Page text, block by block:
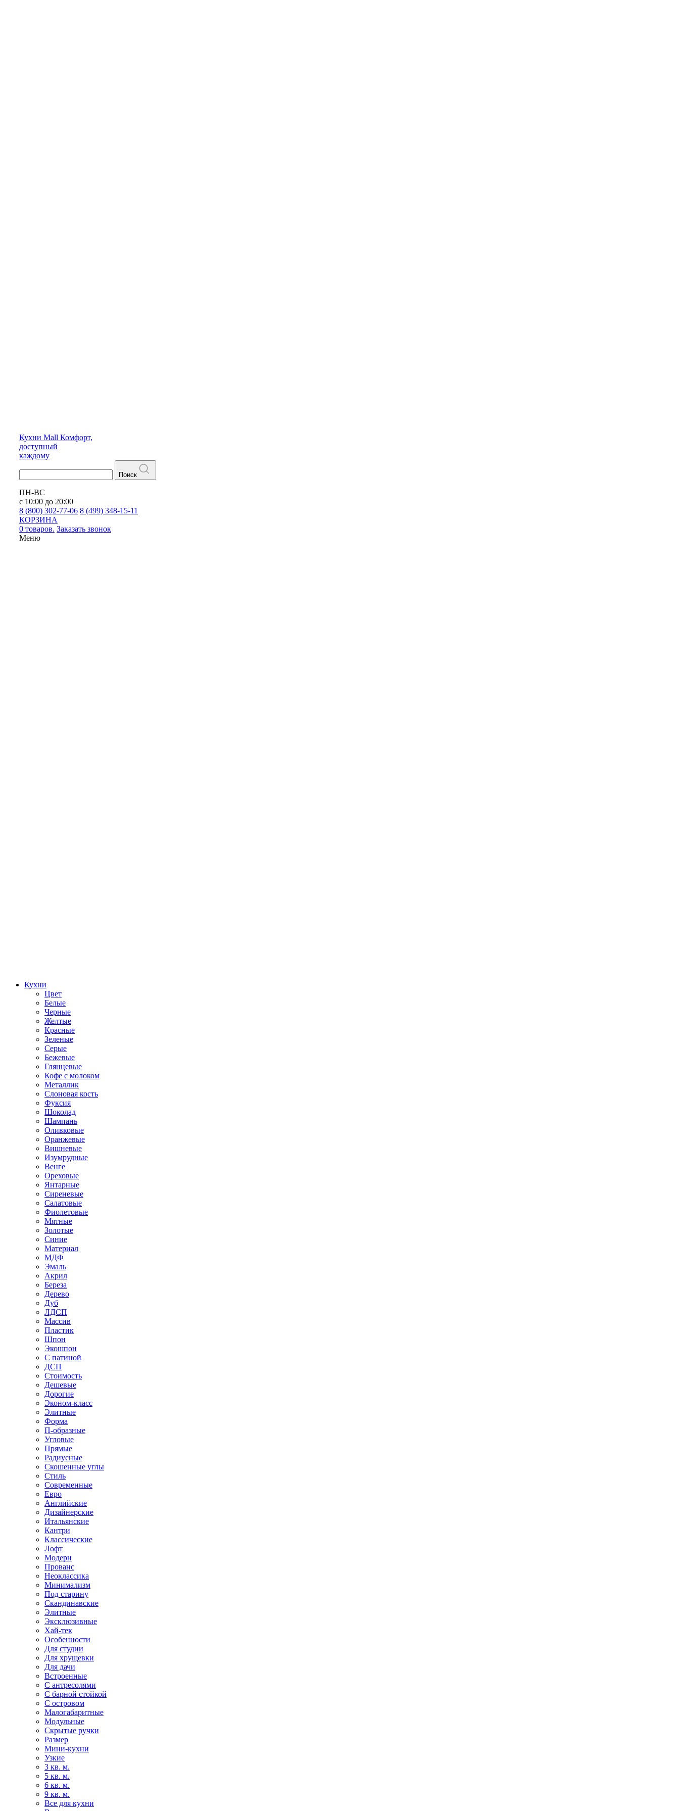
Кухни Mall Комфорт,
доступный
каждому
Поиск
ПН-ВС
с 10:00 до 20:00
8 (800) 302-77-06 8 (499) 348-15-11
КОРЗИНА
0 товаров. Заказать звонок
Меню
Кухни
Цвет
Белые
Черные
Желтые
Красные
Зеленые
Серые
Бежевые
Глянцевые
Кофе с молоком
Металлик
Слоновая кость
Фуксия
Шоколад
Шампань
Оливковые
Оранжевые
Вишневые
Изумрудные
Венге
Ореховые
Янтарные
Сиреневые
Салатовые
Фиолетовые
Мятные
Золотые
Синие
Материал
МДФ
Эмаль
Акрил
Береза
Дерево
Дуб
ЛДСП
Массив
Пластик
Шпон
Экошпон
С патиной
ДСП
Стоимость
Дешевые
Дорогие
Эконом-класс
Элитные
Форма
П-образные
Угловые
Прямые
Радиусные
Скошенные углы
Стиль
Современные
Евро
Английские
Дизайнерские
Итальянские
Кантри
Классические
Лофт
Модерн
Прованс
Неоклассика
Минимализм
Под старину
Скандинавские
Элитные
Эксклюзивные
Хай-тек
Особенности
Для студии
Для хрущевки
Для дачи
Встроенные
С антресолями
С барной стойкой
С островом
Малогабаритные
Модульные
Скрытые ручки
Размер
Мини-кухни
Узкие
3 кв. м.
5 кв. м.
6 кв. м.
9 кв. м.
Все для кухни